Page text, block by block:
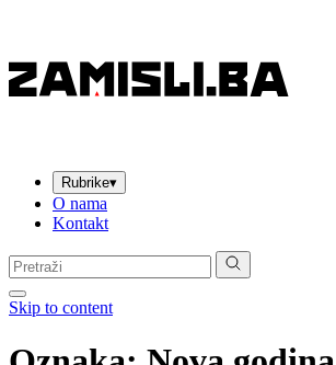
Rubrike▾
O nama
Kontakt
Pretraga:
Skip to content